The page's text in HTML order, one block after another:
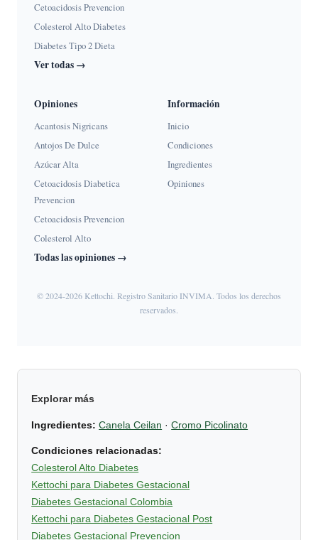
Cetoacidosis Prevencion
Colesterol Alto Diabetes
Diabetes Tipo 2 Dieta
Ver todas →
Opiniones
Acantosis Nigricans
Antojos De Dulce
Azúcar Alta
Cetoacidosis Diabetica
Prevencion
Cetoacidosis Prevencion
Colesterol Alto
Todas las opiniones →
Información
Inicio
Condiciones
Ingredientes
Opiniones
© 2024-2026 Kettochi. Registro Sanitario INVIMA. Todos los derechos
reservados.
Explorar más
Ingredientes: Canela Ceilan ·Cromo Picolinato
Condiciones relacionadas:
Colesterol Alto Diabetes
Kettochi para Diabetes Gestacional
Diabetes Gestacional Colombia
Kettochi para Diabetes Gestacional Post
Diabetes Gestacional Prevencion